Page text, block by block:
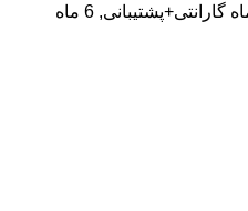
1 ماه گارانتی+پشتیبانی, 4 ماه گارانتی+پشتیبانی, 6 ماه